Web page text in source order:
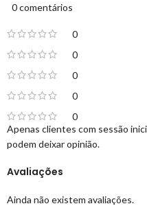
0 comentários
0
0
0
0
0
Avaliações
Ainda não existem avaliações.
Apenas clientes com sessão
podem deixar opinião.